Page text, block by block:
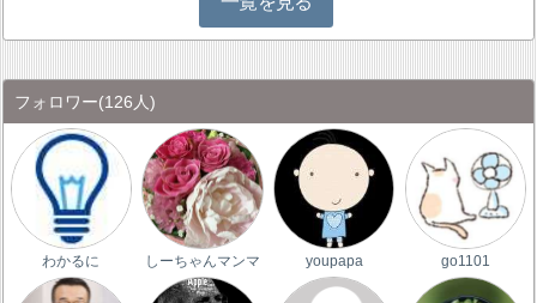
フォロワー(126人)
わかるに しーちゃんマンマ youpapa go1101